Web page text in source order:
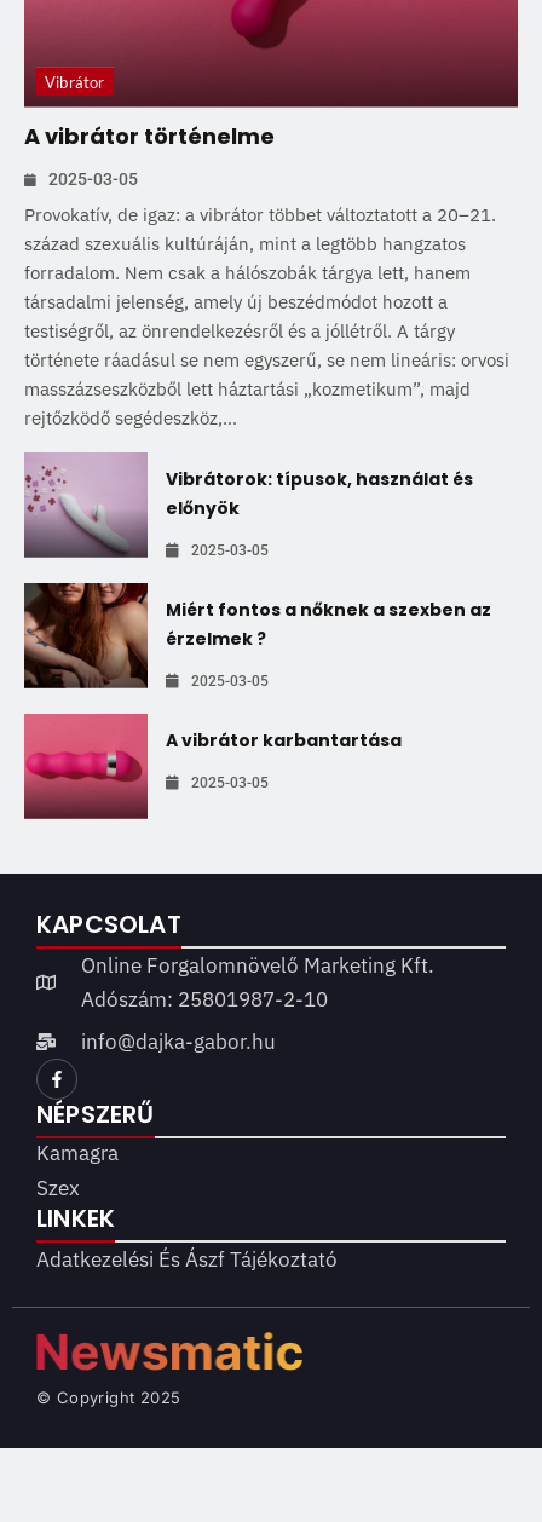
Vibrátor
A vibrátor történelme
2025-03-05
Provokatív, de igaz: a vibrátor többet változtatott a 20–21.
század szexuális kultúráján, mint a legtöbb hangzatos
forradalom. Nem csak a hálószobák tárgya lett, hanem
társadalmi jelenség, amely új beszédmódot hozott a
testiségről, az önrendelkezésről és a jóllétről. A tárgy
története ráadásul se nem egyszerű, se nem lineáris: orvosi
masszázseszközből lett háztartási „kozmetikum”, majd
rejtőzködő segédeszköz,...
Vibrátorok: típusok, használat és
előnyök
2025-03-05
Miért fontos a nőknek a szexben az
érzelmek ?
2025-03-05
A vibrátor karbantartása
2025-03-05
KAPCSOLAT
Online Forgalomnövelő Marketing Kft.
Adószám: 25801987-2-10
info@dajka-gabor.hu
NÉPSZERŰ
Kamagra
Szex
LINKEK
Adatkezelési És Ászf Tájékoztató
© Copyright 2025